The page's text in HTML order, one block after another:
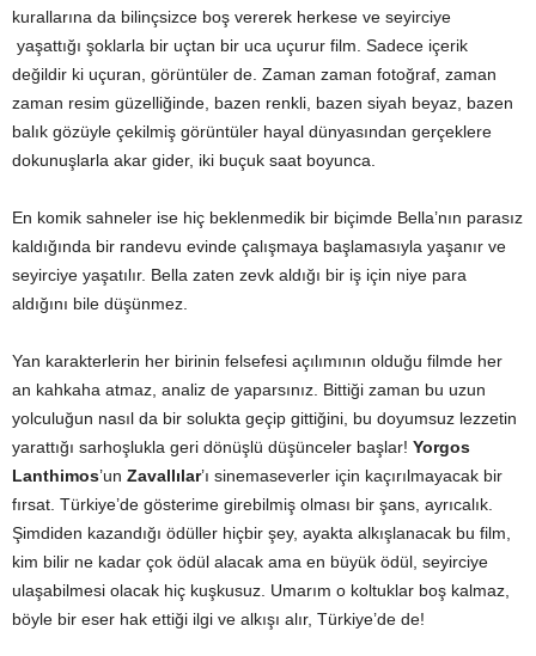
kurallarına da bilinçsizce boş vererek herkese ve seyirciye
yaşattığı şoklarla bir uçtan bir uca uçurur film. Sadece içerik
değildir ki uçuran, görüntüler de. Zaman zaman fotoğraf, zaman
zaman resim güzelliğinde, bazen renkli, bazen siyah beyaz, bazen
balık gözüyle çekilmiş görüntüler hayal dünyasından gerçeklere
dokunuşlarla akar gider, iki buçuk saat boyunca.
En komik sahneler ise hiç beklenmedik bir biçimde Bella’nın parasız
kaldığında bir randevu evinde çalışmaya başlamasıyla yaşanır ve
seyirciye yaşatılır. Bella zaten zevk aldığı bir iş için niye para
aldığını bile düşünmez.
Yan karakterlerin her birinin felsefesi açılımının olduğu filmde her
an kahkaha atmaz, analiz de yaparsınız. Bittiği zaman bu uzun
yolculuğun nasıl da bir solukta geçip gittiğini, bu doyumsuz lezzetin
yarattığı sarhoşlukla geri dönüşlü düşünceler başlar! Yorgos
Lanthimos’un Zavallılar’ı sinemaseverler için kaçırılmayacak bir
fırsat. Türkiye’de gösterime girebilmiş olması bir şans, ayrıcalık.
Şimdiden kazandığı ödüller hiçbir şey, ayakta alkışlanacak bu film,
kim bilir ne kadar çok ödül alacak ama en büyük ödül, seyirciye
ulaşabilmesi olacak hiç kuşkusuz. Umarım o koltuklar boş kalmaz,
böyle bir eser hak ettiği ilgi ve alkışı alır, Türkiye’de de!